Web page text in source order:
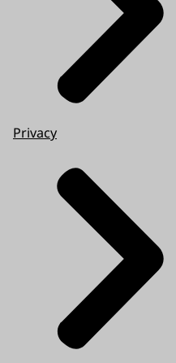
Privacy